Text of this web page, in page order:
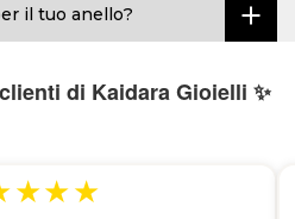
il tuo anello?
di Kaidara Gioielli ✨